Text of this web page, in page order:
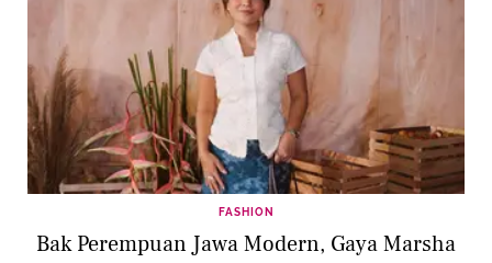
FASHION
Bak Perempuan Jawa Modern, Gaya Marsha